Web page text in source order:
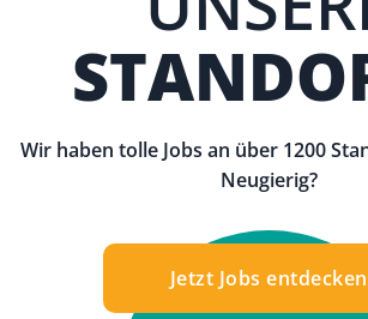
Wir haben tolle Jobs an über 1200
Neugierig?
Jetzt Jobs entdecken